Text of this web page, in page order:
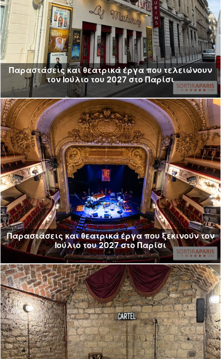
Παραστάσεις και θεατρικά έργα που τελειώνουν
τον Ιούλιο του 2027 στο Παρίσι
Παραστάσεις και θεατρικά έργα που ξεκινούν τον
Ιούλιο του 2027 στο Παρίσι